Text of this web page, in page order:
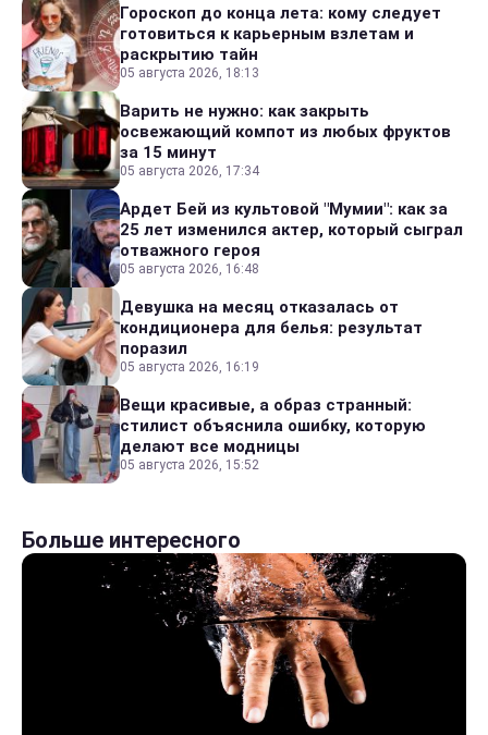
Гороскоп до конца лета: кому следует
готовиться к карьерным взлетам и
раскрытию тайн
05 августа 2026, 18:13
Варить не нужно: как закрыть
освежающий компот из любых фруктов
за 15 минут
05 августа 2026, 17:34
Ардет Бей из культовой "Мумии": как за
25 лет изменился актер, который сыграл
отважного героя
05 августа 2026, 16:48
Девушка на месяц отказалась от
кондиционера для белья: результат
поразил
05 августа 2026, 16:19
Вещи красивые, а образ странный:
стилист объяснила ошибку, которую
делают все модницы
05 августа 2026, 15:52
Больше интересного